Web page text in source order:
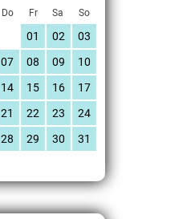
Do Fr Sa So
01 02
03
07 08 09
10
14 15 16
17
21 22 23
24
28 29 30 31